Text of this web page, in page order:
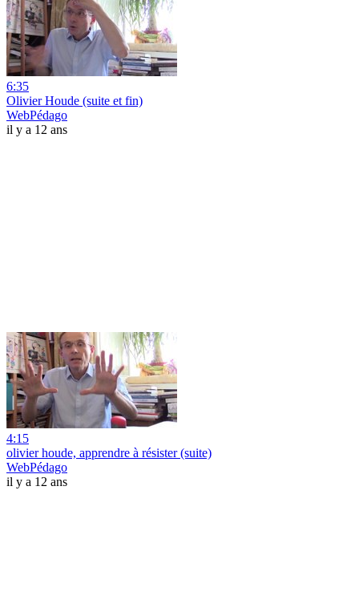
6:35
Olivier Houde (suite et fin)
WebPédago
il y a 12 ans
4:15
olivier houde, apprendre à résister (suite)
WebPédago
il y a 12 ans